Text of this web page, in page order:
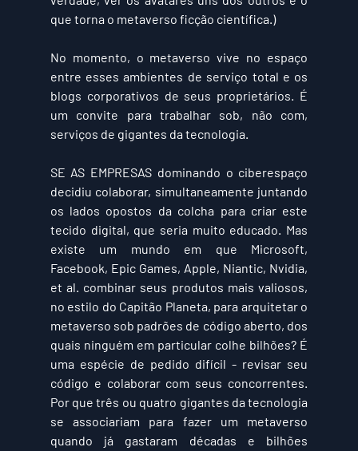
que torna o metaverso ficção científica.)
No momento, o metaverso vive no espaço
entre esses ambientes de serviço total e os
blogs corporativos de seus proprietários. É
um convite para trabalhar sob, não com,
serviços de gigantes da tecnologia.
SE AS EMPRESAS dominando o ciberespaço
decidiu colaborar, simultaneamente juntando
os lados opostos da colcha para criar este
tecido digital, que seria muito educado. Mas
existe um mundo em que Microsoft,
Facebook, Epic Games, Apple, Niantic, Nvidia,
et al. combinar seus produtos mais valiosos,
no estilo do Capitão Planeta, para arquitetar o
metaverso sob padrões de código aberto, dos
quais ninguém em particular colhe bilhões? É
uma espécie de pedido difícil - revisar seu
código e colaborar com seus concorrentes.
Por que três ou quatro gigantes da tecnologia
se associariam para fazer um metaverso
quando já gastaram décadas e bilhões